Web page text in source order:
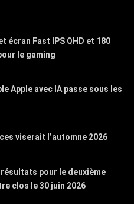
écran Fast IPS QHD et 180
le gaming
Apple avec IA passe sous les
viserait l’automne 2026
pour le deuxième
clos le 30 juin 2026